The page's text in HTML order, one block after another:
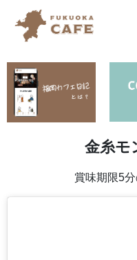
金糸モ
賞味期限5